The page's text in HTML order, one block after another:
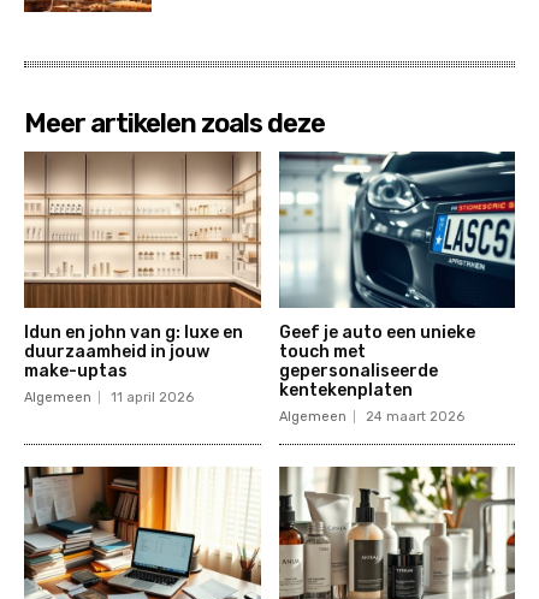
Meer artikelen zoals deze
Idun en john van g: luxe en
duurzaamheid in jouw
make-uptas
Algemeen 11 april 2026
Geef je auto een unieke
touch met
gepersonaliseerde
kentekenplaten
Algemeen 24 maart 2026